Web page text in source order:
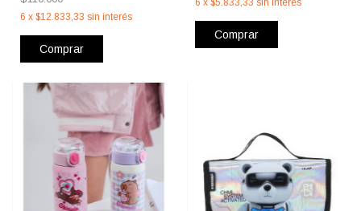
6 x $12.833,33 sin interés
Comprar
Comprar